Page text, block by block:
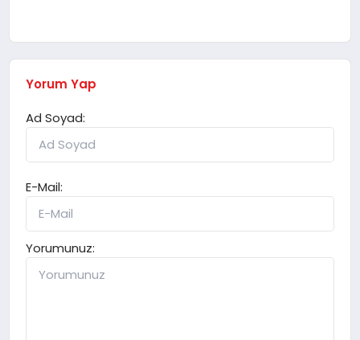
Yorum Yap
Ad Soyad:
E-Mail:
Yorumunuz: